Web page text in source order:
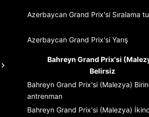
Azerbaycan Grand Prix'si Sıralama
Azerbaycan Grand Prix'si Yarış
Bahreyn Grand Prix'si
Belirsiz
Bahreyn Grand Prix'si (Malezya)
antrenman
Bahreyn Grand Prix'si (Malezya)